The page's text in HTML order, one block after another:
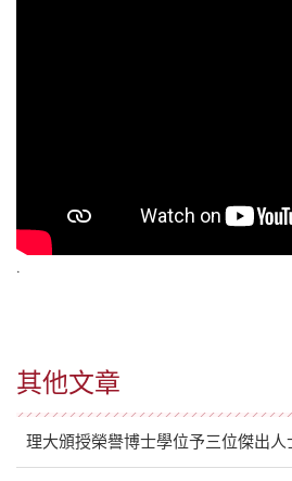
其他文章
理大頒授榮譽博士學位予三位傑出人
.